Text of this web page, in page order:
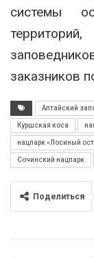
системы
заказников
Алтайский
Куршская коса
нацпарк «Лосиный
Сочинский нацпарк
Поделиться